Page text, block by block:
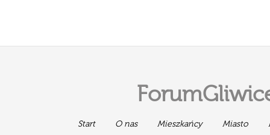
Start O nas Mieszkańcy Miasto